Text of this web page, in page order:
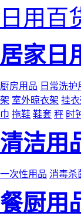
日用百
居家日
厨房用品 日常洗护
架 室外晾衣架 挂
巾 拖鞋 鞋套 秤 时
清洁用
一次性用品 消毒杀
餐厨用